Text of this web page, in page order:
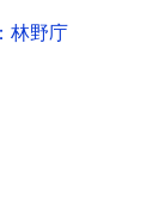
林野庁